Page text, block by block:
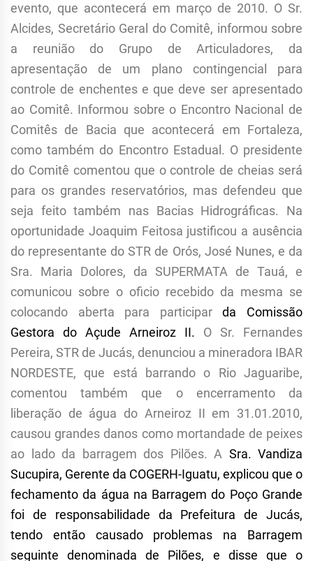
evento, que acontecerá em março de 2010. O Sr.
Alcides, Secretário Geral do Comitê, informou sobre
a reunião do Grupo de Articuladores, da
apresentação de um plano contingencial para
controle de enchentes e que deve ser apresentado
ao Comitê. Informou sobre o Encontro Nacional de
Comitês de Bacia que acontecerá em Fortaleza,
como também do Encontro Estadual. O presidente
do Comitê comentou que o controle de cheias será
para os grandes reservatórios, mas defendeu que
seja feito também nas Bacias Hidrográficas. Na
oportunidade Joaquim Feitosa justificou a ausência
do representante do STR de Orós, José Nunes, e da
Sra. Maria Dolores, da SUPERMATA de Tauá, e
comunicou sobre o oficio recebido da mesma se
colocando aberta para participarda Comissão
Gestora do Açude Arneiroz II. O Sr. Fernandes
Pereira, STR de Jucás, denunciou a mineradora IBAR
NORDESTE, que está barrando o Rio Jaguaribe,
comentou também que o encerramento da
liberação de água do Arneiroz II em 31.01.2010,
causou grandes danos como mortandade de peixes
ao lado da barragem dos Pilões. A Sra. Vandiza
Sucupira, Gerente da COGERH-Iguatu, explicou que o
fechamento da água na Barragem do Poço Grande
foi de responsabilidade da Prefeitura de Jucás,
tendo então causado problemas na Barragem
seguinte denominada de Pilões, e disse que o